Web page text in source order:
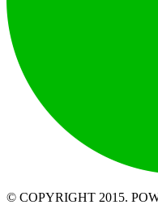
© COPYRIGHT 2015.